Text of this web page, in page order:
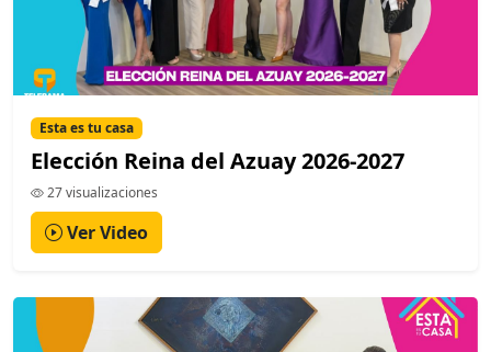
Esta es tu casa
Elección Reina del Azuay 2026-2027
27 visualizaciones
Ver Video